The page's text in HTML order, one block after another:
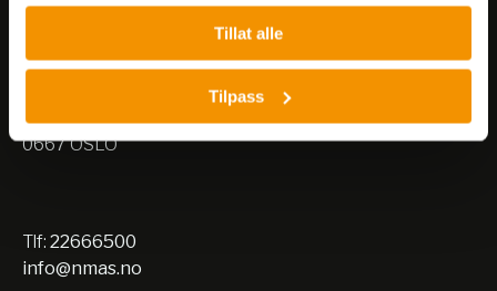
Tillat alle
Tilpass
Besøksadresse:
0667 OSLO
Nils Hansens vei 10
0667 OSLO
Tlf: 22666500
info@nmas.no